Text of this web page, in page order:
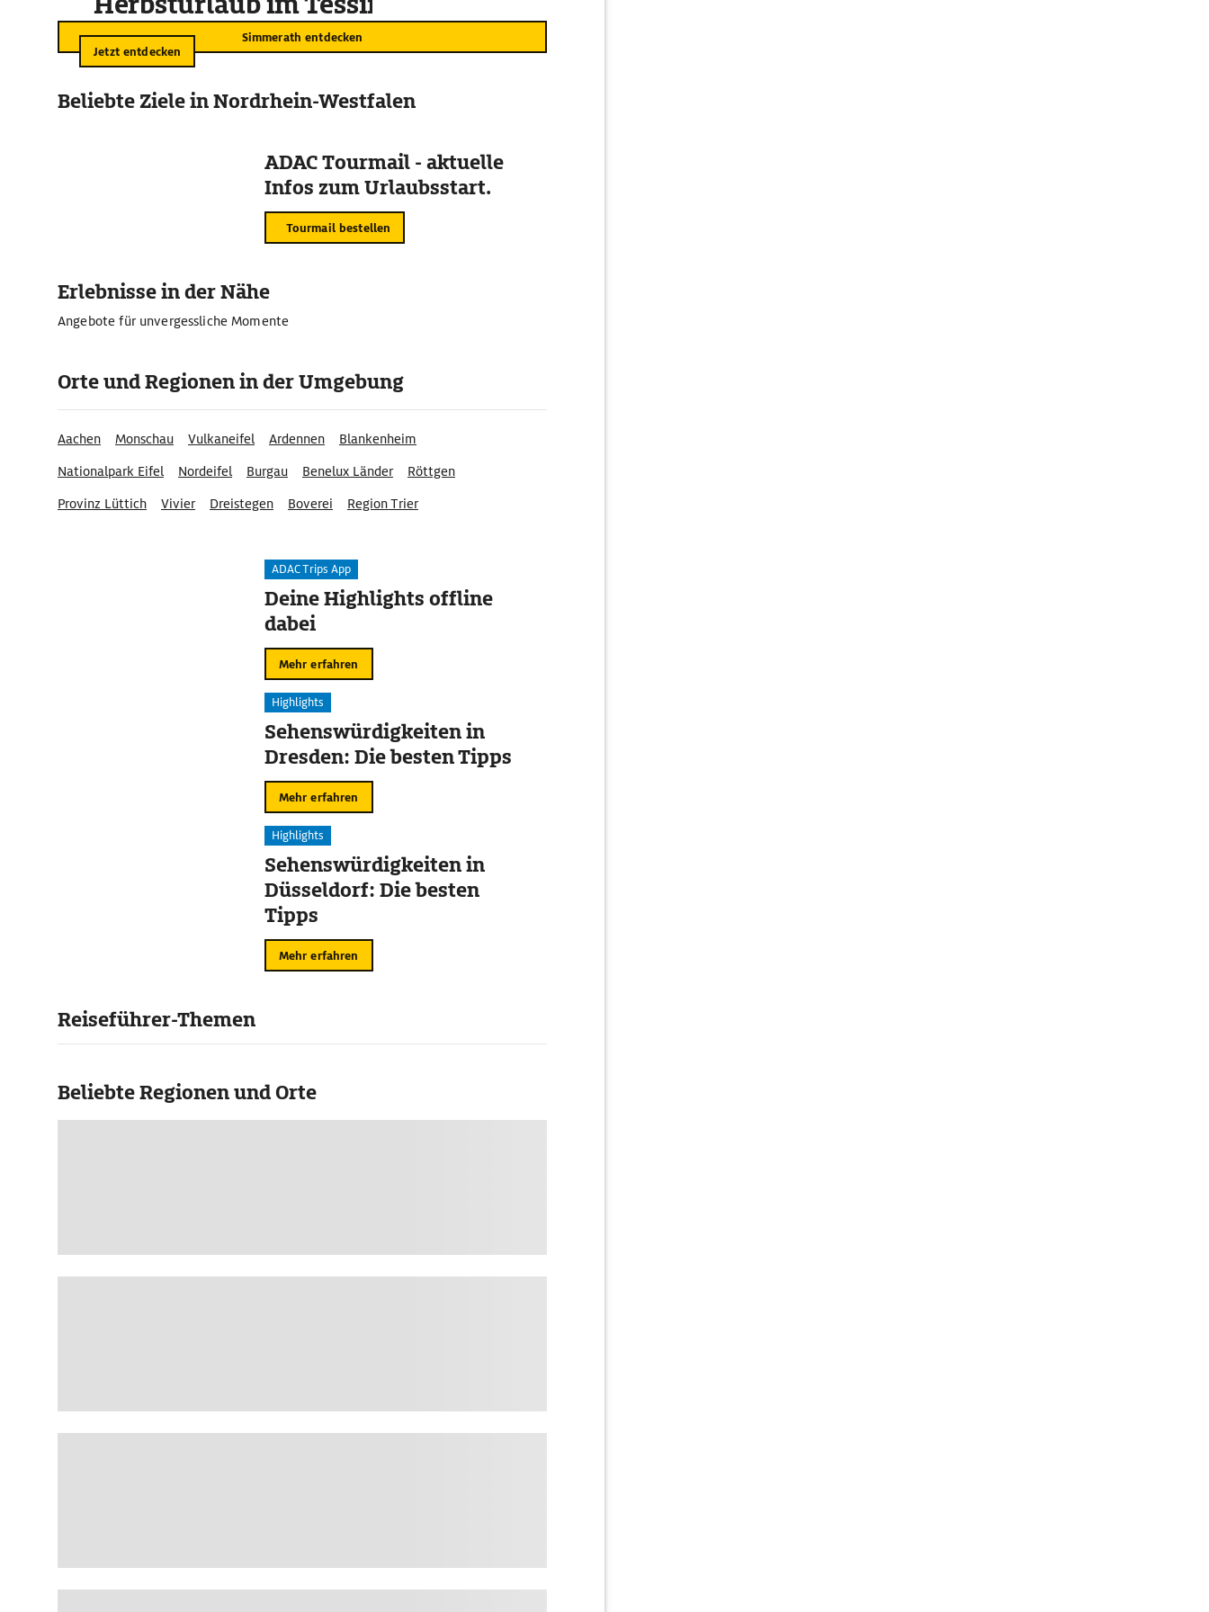
Simmerath entdecken
Jetzt entdecken
Beliebte Ziele in Nordrhein-Westfalen
ADAC Tourmail - aktuelle
Infos zum Urlaubsstart.
Tourmail bestellen
Erlebnisse in der Nähe
Angebote für unvergessliche Momente
Orte und Regionen in der Umgebung
Aachen Monschau Vulkaneifel Ardennen
Blankenheim
Nationalpark Eifel
Nordeifel Burgau Benelux Länder
Röttgen
Provinz Lüttich
Vivier Dreistegen Boverei
Region Trier
ADAC Trips App
Deine Highlights offline
dabei
Mehr erfahren
Highlights
Sehenswürdigkeiten in
Dresden: Die besten Tipps
Mehr erfahren
Highlights
Sehenswürdigkeiten in
Düsseldorf: Die besten
Tipps
Mehr erfahren
Reiseführer-Themen
Beliebte Regionen und Orte